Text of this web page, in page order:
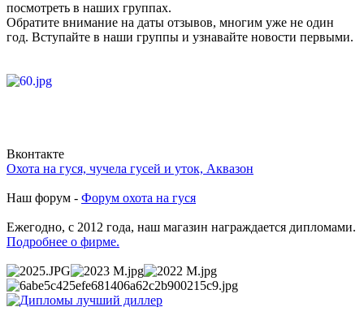
посмотреть в наших группах.
Обратите внимание на даты отзывов, многим уже не один
год. Вступайте в наши группы и узнавайте новости первыми.
Вконтакте
Охота на гуся, чучела гусей и уток, Аквазон
Наш форум - Форум охота на гуся
Ежегодно, с 2012 года, наш магазин награждается дипломами.
Подробнее о фирме.